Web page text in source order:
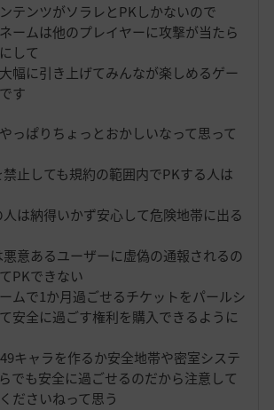
テンツがソラレとPKしかないので
ームは他のプレイヤーに攻撃が当たら
して
幅に引き上げてみんなが楽しめるゲー
す
っぱりちょっとおかしいなって思って
止しても規約の範囲内でPKする人は
は納得いかず安心して危険地帯に出る
意あるユーザーに虚偽の通報されるの
PKできない
ムで1か月過ごせるチケットをパールシ
安全に過ごす権利を購入できるように
キャラを作るか安全地帯や密室システ
でも安全に過ごせるのだから注意して
ださいねって思う